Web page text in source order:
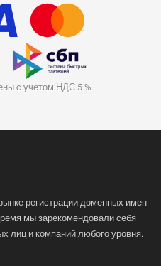
с учетом НДС 5 %
регистрации доменных имен
мы зарекомендовали себя
лиц и компаний любого уровня.